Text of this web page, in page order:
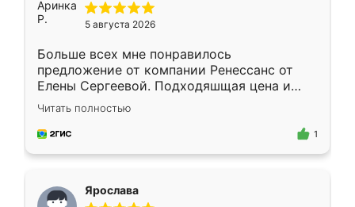
5 августа 2026
Больше всех мне понравилось
предложение от компании Ренессанс от
Елены Сергеевой. Подходяшщая цена и
короткие сроки изготовления. Приехавший
для замера сотрудник Владислав
предложил по моему эскизу самый
Читать полностью
1
Ярослава